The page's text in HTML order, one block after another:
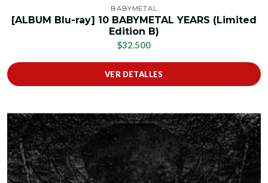
BABYMETAL
[ALBUM Blu-ray] 10 BABYMETAL YEARS (Limited
Edition B)
$32.500
VER DETALLES